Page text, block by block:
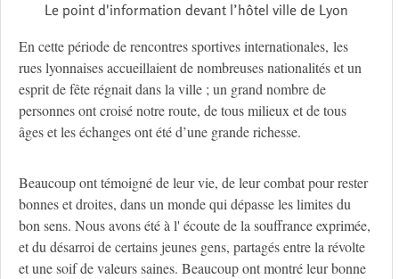
Le point d'information devant l’hôtel ville de Lyon
En cette période de rencontres sportives internationales, les
rues lyonnaises accueillaient de nombreuses nationalités et un
esprit de fête régnait dans la ville ; un grand nombre de
personnes ont croisé notre route, de tous milieux et de tous
âges et les échanges ont été d’une grande richesse.
Beaucoup ont témoigné de leur vie, de leur combat pour rester
bonnes et droites, dans un monde qui dépasse les limites du
bon sens. Nous avons été à l' écoute de la souffrance exprimée,
et du désarroi de certains jeunes gens, partagés entre la révolte
et une soif de valeurs saines. Beaucoup ont montré leur bonne